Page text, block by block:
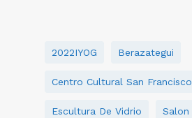
2022IYOG Berazategui
Centro Cultural San Francisco
Escultura De Vidrio Salon